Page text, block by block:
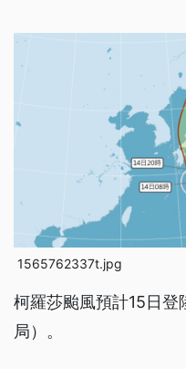
1565762337t.jpg
柯羅莎颱風預計15日登
局）。